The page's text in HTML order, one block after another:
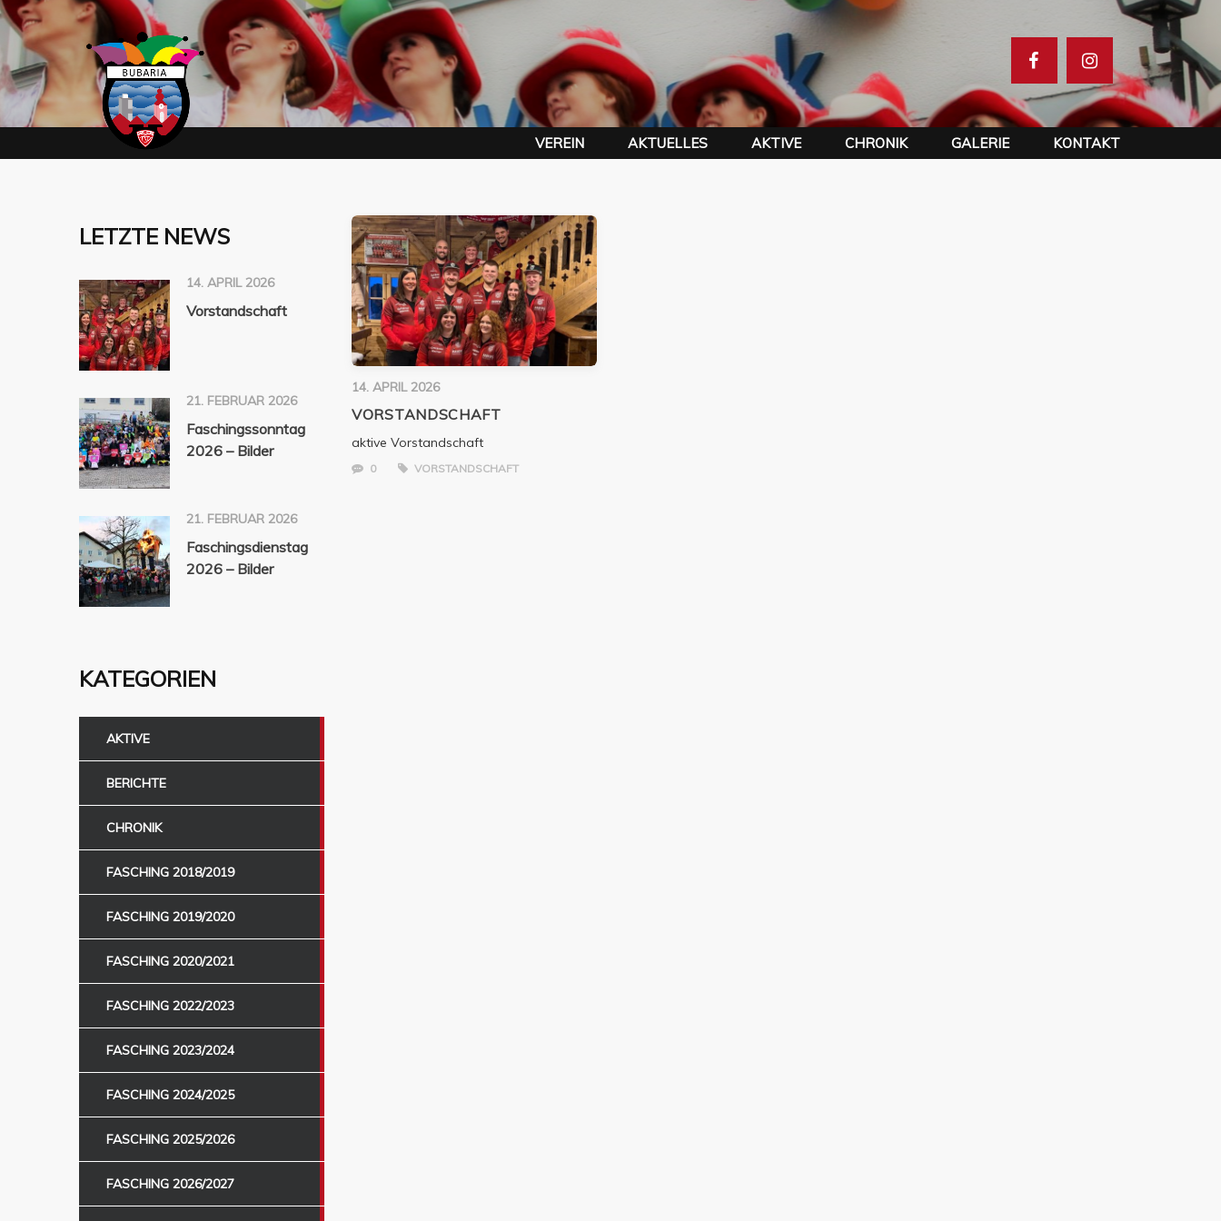
VEREIN AKTUELLES AKTIVE CHRONIK GALERIE KONTAKT
14. APRIL 2026
VORSTANDSCHAFT
aktive Vorstandschaft
0 VORSTANDSCHAFT
LETZTE NEWS
14. APRIL 2026
Vorstandschaft
21. FEBRUAR 2026
Faschingssonntag
2026 – Bilder
21. FEBRUAR 2026
Faschingsdienstag
2026 – Bilder
KATEGORIEN
AKTIVE
BERICHTE
CHRONIK
FASCHING 2018/2019
FASCHING 2019/2020
FASCHING 2020/2021
FASCHING 2022/2023
FASCHING 2023/2024
FASCHING 2024/2025
FASCHING 2025/2026
FASCHING 2026/2027